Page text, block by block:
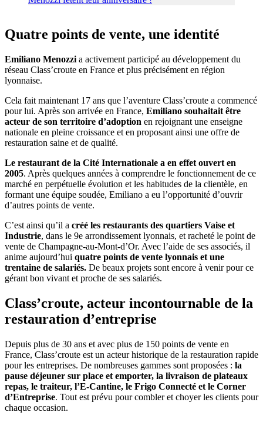
Quatre points de vente, une identité
Emiliano Menozzi a activement participé au développement du
réseau Class’croute en France et plus précisément en région
lyonnaise.
Cela fait maintenant 17 ans que l’aventure Class’croute a commencé
pour lui. Après son arrivée en France, Emiliano souhaitait être
acteur de son territoire d’adoption en rejoignant une enseigne
nationale en pleine croissance et en proposant ainsi une offre de
restauration saine et de qualité.
Le restaurant de la Cité Internationale a en effet ouvert en
2005. Après quelques années à comprendre le fonctionnement de ce
marché en perpétuelle évolution et les habitudes de la clientèle, en
formant une équipe soudée, Emiliano a eu l’opportunité d’ouvrir
d’autres points de vente.
C’est ainsi qu’il a créé les restaurants des quartiers Vaise et
Industrie, dans le 9e arrondissement lyonnais, et racheté le point de
vente de Champagne-au-Mont-d’Or. Avec l’aide de ses associés, il
anime aujourd’hui quatre points de vente lyonnais et une
trentaine de salariés. De beaux projets sont encore à venir pour ce
gérant bon vivant et proche de ses salariés.
Class’croute, acteur incontournable de la
restauration d’entreprise
Depuis plus de 30 ans et avec plus de 150 points de vente en
France, Class’croute est un acteur historique de la restauration rapide
pour les entreprises. De nombreuses gammes sont proposées : la
pause déjeuner sur place et emporter, la livraison de plateaux
repas, le traiteur, l’E-Cantine, le Frigo Connecté et le Corner
d’Entreprise. Tout est prévu pour combler et choyer les clients pour
chaque occasion.